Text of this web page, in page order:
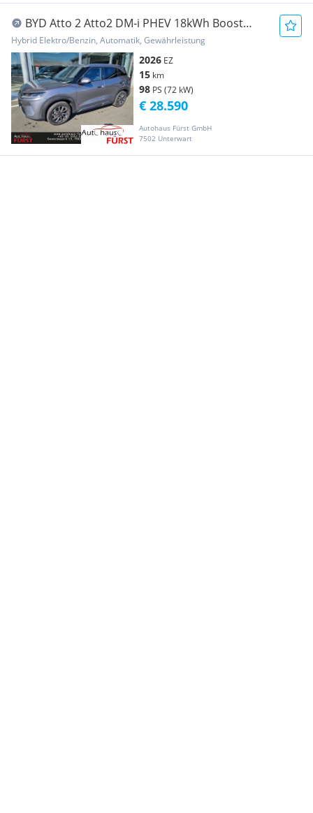
BYD Atto 2 Atto2 DM-i PHEV 18kWh Boost
Österreich Paket
Hybrid Elektro/Benzin, Automatik, Gewährleistung
2026 EZ
15 km
98 PS (72 kW)
Autohaus Fürst GmbH
7502 Unterwart
€ 28.590